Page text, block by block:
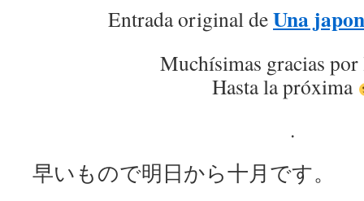
Entrada original deUna
Muchísimas gracias por
Hasta la próxima
.
早いもので明日から十月です。